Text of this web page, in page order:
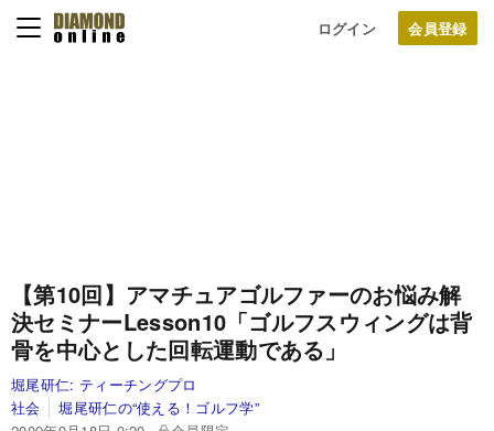
ログイン
【第10回】アマチュアゴルファーのお悩み解
決セミナーLesson10「ゴルフスウィングは背
骨を中心とした回転運動である」
堀尾研仁: ティーチングプロ
社会
堀尾研仁の“使える！ゴルフ学”